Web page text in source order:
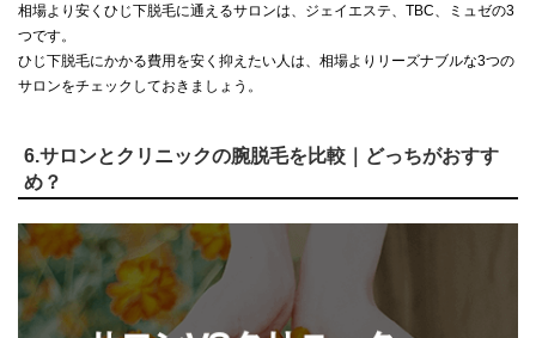
相場より安くひじ下脱毛に通えるサロンは、ジェイエステ、TBC、ミュゼの3
つです。
ひじ下脱毛にかかる費用を安く抑えたい人は、相場よりリーズナブルな3つの
サロンをチェックしておきましょう。
6.サロンとクリニックの腕脱毛を比較｜どっちがおすす
め？